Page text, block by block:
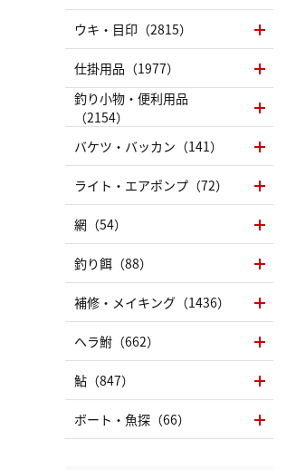
ウキ・目印（2815）
仕掛用品（1977）
釣り小物・便利用品
（2154）
バケツ・バッカン（141）
ライト・エアポンプ（72）
網（54）
釣り餌（88）
補修・メイキング（1436）
ヘラ鮒（662）
鮎（847）
ボート・魚探（66）